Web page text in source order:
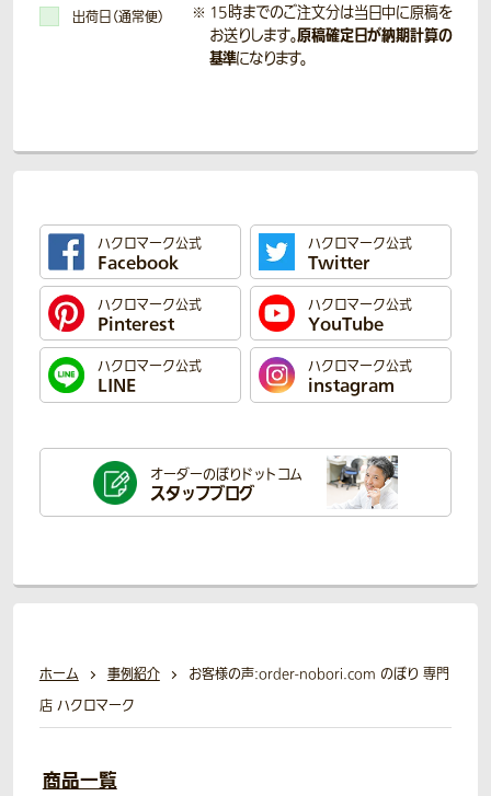
出荷日（通常便）
15時までのご注文分は当日中に原稿を
お送りします。原稿確定日が納期計算の
基準になります。
ハクロマーク公式
Facebook
ハクロマーク公式
Twitter
ハクロマーク公式
Pinterest
ハクロマーク公式
YouTube
ハクロマーク公式
LINE
ハクロマーク公式
instagram
オーダーのぼりドットコム
スタッフブログ
ホーム 事例紹介
お客様の声:order-nobori.com のぼり 専門
店 ハクロマーク
商品一覧